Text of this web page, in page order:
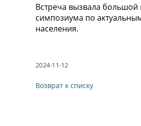
Встреча вызвала большой
симпозиума по
населения.
2024-11-12
Возврат к списку